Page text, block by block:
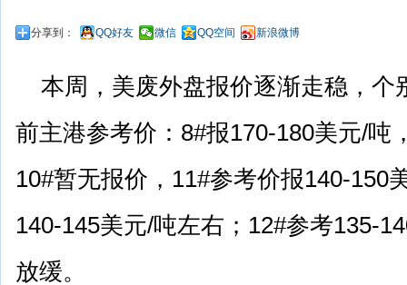
分享到： QQ好友 微信 QQ空间 新浪微博
本周，美废外盘报价逐渐走稳，个
前主港参考价：8#报170-180美元/吨
10#暂无报价，11#参考价报140-150
140-145美元/吨左右；12#参考135-
放缓。